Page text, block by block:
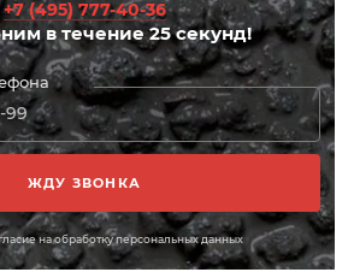
+7 (495) 777-40-36
в течение 25 секунд!
на обработку персональных данных